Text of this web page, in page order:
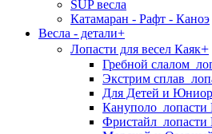
SUP весла
Катамаран - Рафт - Каноэ
Весла - детали+
Лопасти для весел Каяк+
Гребной
Экстрим
Для Детей и
Кануполо_лопасти
Фристайл_лопасти